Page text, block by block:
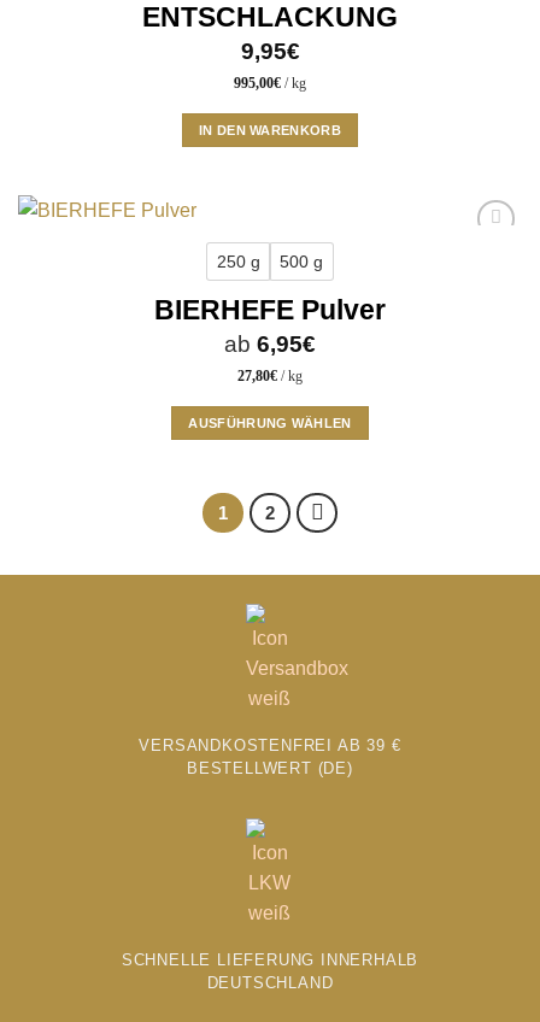
ENTSCHLACKUNG
9,95€
995,00€ /kg
IN DEN WARENKORB
250 g 500 g
BIERHEFE Pulver
ab 6,95€
27,80€ /kg
AUSFÜHRUNG WÄHLEN
weist
mehrere
auf.
auf
der
gewählt
werden
1 2
VERSANDKOSTENFREI AB 39 €
BESTELLWERT (DE)
SCHNELLE LIEFERUNG INNERHALB
DEUTSCHLAND